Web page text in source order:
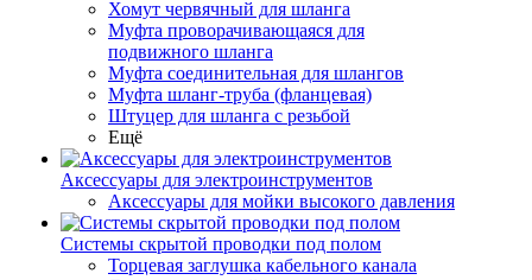
Хомут червячный для шланга
Муфта проворачивающаяся для
подвижного шланга
Муфта соединительная для шлангов
Муфта шланг-труба (фланцевая)
Штуцер для шланга с резьбой
Ещё
Аксессуары для электроинструментов
Аксессуары для мойки высокого давления
Системы скрытой проводки под полом
Торцевая заглушка кабельного канала